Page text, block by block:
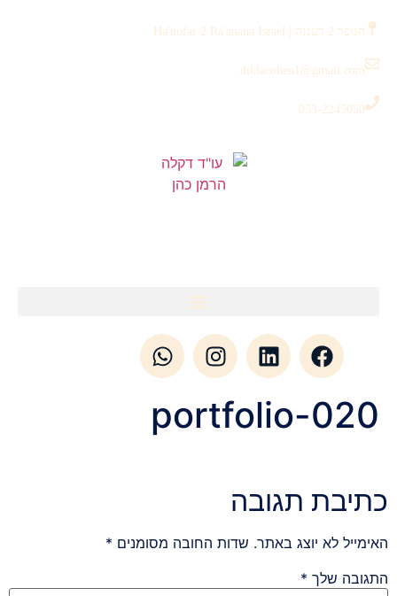
הנופר 2 רעננה | Ha'nofar 2 Ra'anana Israel
diklacohen1@gmail.com
053-2245050
portfolio-020
כתיבת תגובה
האימייל לא יוצג באתר. שדות החובה מסומנים *
התגובה שלך *